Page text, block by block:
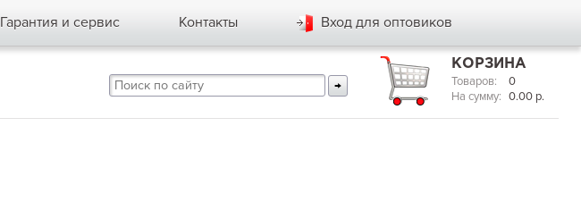
Гарантия и сервис Контакты Вход для оптовиков
КОРЗИНА
Товаров:
0
На сумму: 0.00 р.